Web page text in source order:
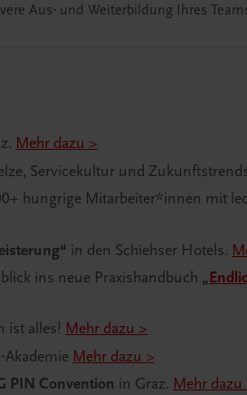
Unser offenes
Mehr dazu >
Servicekultur und
hungrige Mitarbeiter*innen mit
in den Schiehser Hotels.
ins neue Praxishandbuch „
ist alles! Mehr dazu >
Akademie Mehr dazu >
PIN Convention in Graz. Mehr dazu